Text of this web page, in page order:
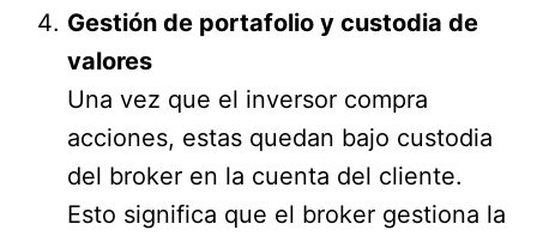
Gestión de portafolio y custodia de
valores
Una vez que el inversor compra
acciones, estas quedan bajo custodia
del broker en la cuenta del cliente.
Esto significa que el broker gestiona la